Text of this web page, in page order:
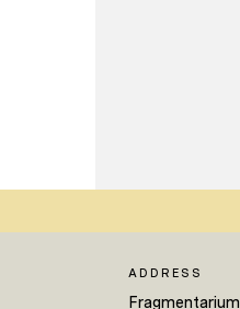
ADDRESS
Fragmentarium